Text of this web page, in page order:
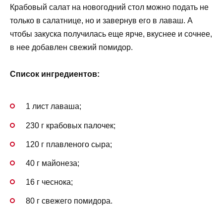
Крабовый салат на новогодний стол можно подать не
только в салатнице, но и завернув его в лаваш. А
чтобы закуска получилась еще ярче, вкуснее и сочнее,
в нее добавлен свежий помидор.
Список ингредиентов:
1 лист лаваша;
230 г крабовых палочек;
120 г плавленого сыра;
40 г майонеза;
16 г чеснока;
80 г свежего помидора.